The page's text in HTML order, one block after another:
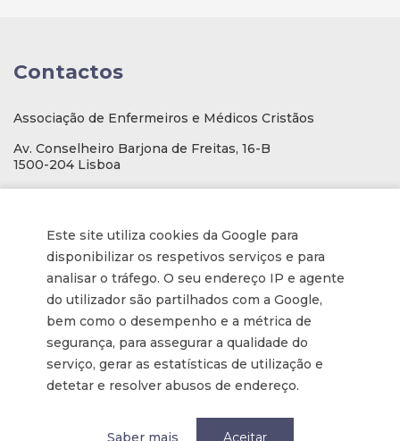
Este site utiliza cookies da Google para
disponibilizar os respetivos serviços e para
analisar o tráfego. O seu endereço IP e agente
do utilizador são partilhados com a Google,
bem como o desempenho e a métrica de
segurança, para assegurar a qualidade do
serviço, gerar as estatísticas de utilização e
detetar e resolver abusos de endereço.
Saber mais Aceitar
Contactos
Associação de Enfermeiros e Médicos Cristãos
Av. Conselheiro Barjona de Freitas, 16-B
1500-204 Lisboa
(Chamada para a rede fixa nacional)
592006107
Informações
Inscrição na Newsletter
Política de privacidade / Privacy